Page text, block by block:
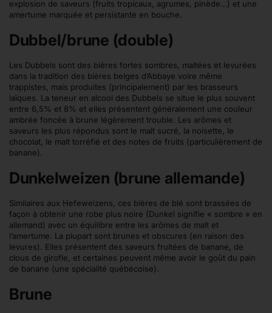
explosion de saveurs (fruits tropicaux, agrumes, pinède…) et une
amertume marquée et persistante en bouche.
Dubbel/brune (double)
Les Dubbels sont des bières fortes sombres, maltées et levurées
dans la tradition des bières belges d’Abbaye voire même
trappistes, mais produites (principalement) par les brasseurs
laïques. La teneur en alcool des Dubbels se situe le plus souvent
entre 6,5% et 8% et elles présentent généralement une couleur
ambrée foncée à brune légèrement trouble. Les arômes et
saveurs les plus répondus sont le malt sucré, la noisette, le
chocolat, le malt torréfié et des notes de fruits (particulièrement de
banane).
Dunkelweizen (brune allemande)
Similaires aux Hefeweizens, ces bières de blé sont brassées de
façon à obtenir une robe plus noire (Dunkel signifie « sombre » en
allemand) avec un équilibre entre les arômes de malt et
l’amertume. La plupart sont brunes et obscures (en raison des
levures). Elles présentent des saveurs fruitées de banane, de
clous de girofle, et certaines peuvent même avoir le goût du pain
de banane (une spécialité québécoise).
Brune